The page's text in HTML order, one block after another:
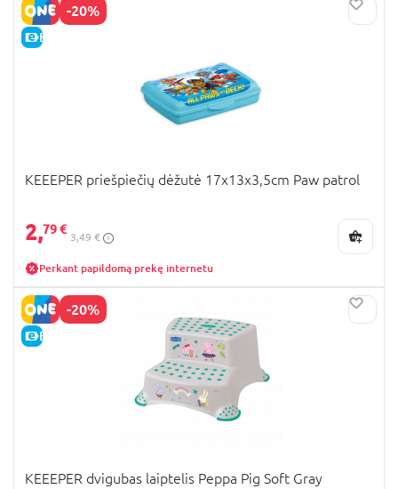
-20%
E-KAINA
KEEEPER priešpiečių dėžutė 17x13x3,5cm Paw patrol
2,79 €
3,49 €
Perkant papildomą prekę internetu
-20%
E-KAINA
KEEEPER dvigubas laiptelis Peppa Pig Soft Gray